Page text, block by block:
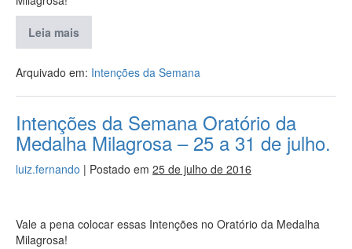
Leia mais
Arquivado em: Intenções da Semana
Intenções da Semana Oratório da
Medalha Milagrosa – 25 a 31 de julho.
luiz.fernando | Postado em 25 de julho de 2016
Vale a pena colocar essas Intenções no Oratório da Medalha
Milagrosa!